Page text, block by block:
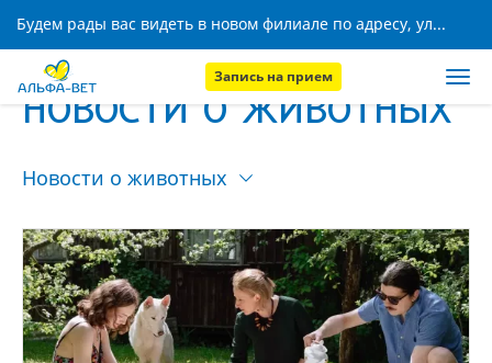
Будем рады вас видеть в новом филиале по адресу, ул. Кижеватова, 8!
Запись на прием
НОВОСТИ О ЖИВОТНЫХ
Новости о животных